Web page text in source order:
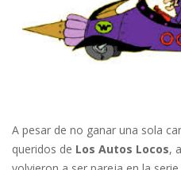
A pesar de no ganar una sola
queridos de Los Autos Locos,